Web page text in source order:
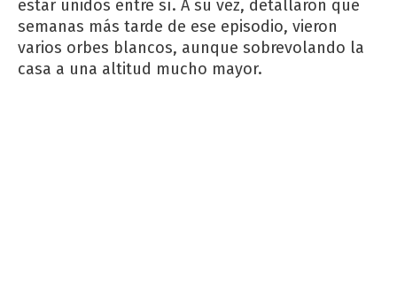
estar unidos entre sí. A su vez, detallaron que
semanas más tarde de ese episodio, vieron
varios orbes blancos, aunque sobrevolando la
casa a una altitud mucho mayor.